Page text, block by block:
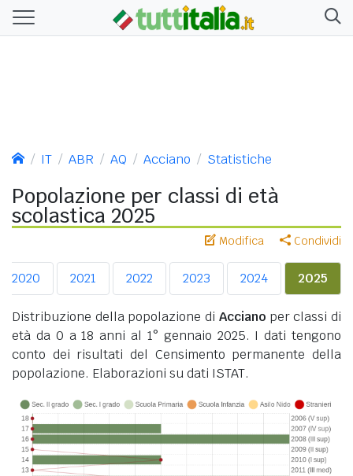
IT ABR AQ Acciano Statistiche
Popolazione per classi di età
scolastica 2025
Modifica Condividi
2020 2021 2022 2023 2024 2025
Distribuzione della popolazione di Accianoper classi di
età da 0 a 18 anni al 1° gennaio 2025. I dati tengono
conto dei risultati del Censimento permanente della
popolazione. Elaborazioni su dati ISTAT.